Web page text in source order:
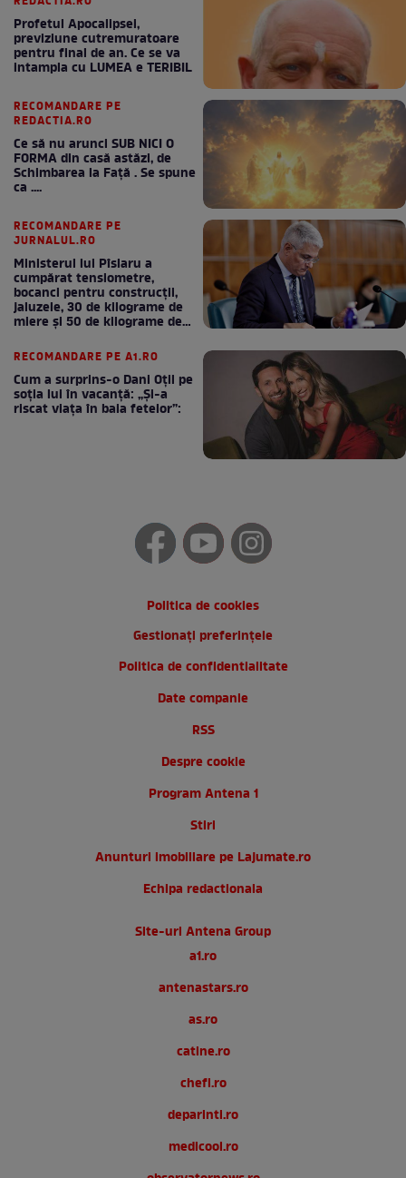
Profetul Apocalipsei,
previziune cutremuratoare
pentru final de an. Ce se va
intampla cu LUMEA e TERIBIL
RECOMANDARE PE
REDACTIA.RO
Ce să nu arunci SUB NICI O
FORMA din casă astăzi, de
Schimbarea la Față . Se spune
ca ....
RECOMANDARE PE
JURNALUL.RO
Ministerul lui Pîslaru a
cumpărat tensiometre,
bocanci pentru construcții,
jaluzele, 30 de kilograme de
miere și 50 de kilograme de
RECOMANDARE PE A1.RO
Cum a surprins-o Dani Oțil pe
soția lui în vacanță: „Și-a
riscat viața în baia fetelor”:
Politica de cookies
Gestionați preferințele
Politica de confidentialitate
Date companie
RSS
Despre cookie
Program Antena 1
Stiri
Anunturi imobiliare pe Lajumate.ro
Echipa redactionala
Site-uri Antena Group
a1.ro
antenastars.ro
as.ro
catine.ro
chefi.ro
deparinti.ro
medicool.ro